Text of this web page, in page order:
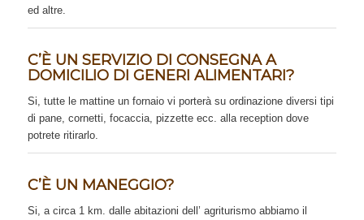
ed altre.
C’È UN SERVIZIO DI CONSEGNA A
DOMICILIO DI GENERI ALIMENTARI?
Si, tutte le mattine un fornaio vi porterà su ordinazione diversi tipi
di pane, cornetti, focaccia, pizzette ecc. alla reception dove
potrete ritirarlo.
C’È UN MANEGGIO?
Si, a circa 1 km. dalle abitazioni dell’ agriturismo abbiamo il